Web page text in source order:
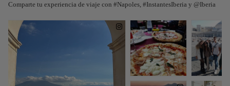
Comparte tu experiencia de viaje con #Napoles, #InstantesIberia y @Iberia